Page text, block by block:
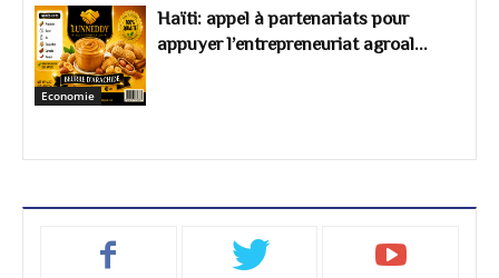
Economie
Haïti: appel à partenariats pour
appuyer l’entrepreneuriat agroal...